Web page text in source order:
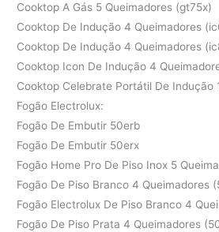
Cooktop A Gás 5 Queimadores (gt75x)
Cooktop De Indução 4 Queimadores
Cooktop De Indução 4 Queimadores
Cooktop Icon De Indução 4
Cooktop Celebrate Portátil De Indução
Fogão Electrolux:
Fogão De Embutir 50erb
Fogão De Embutir 50erx
Fogão Home Pro De Piso Inox 5
Fogão De Piso Branco 4 Queimadores
Fogão Electrolux De Piso Branco 4
Fogão De Piso Prata 4 Queimadores